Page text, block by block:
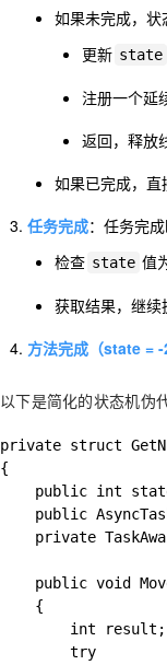
如果未完成，状
更新 state
注册一个延
返回，释放
如果已完成，直
任务完成：任务完
检查 state 值
获取结果，继续
方法完成（state = -2
以下是简化的状态机伪代
private struct
{
public int state;
public
private
public void
{
int result;
try